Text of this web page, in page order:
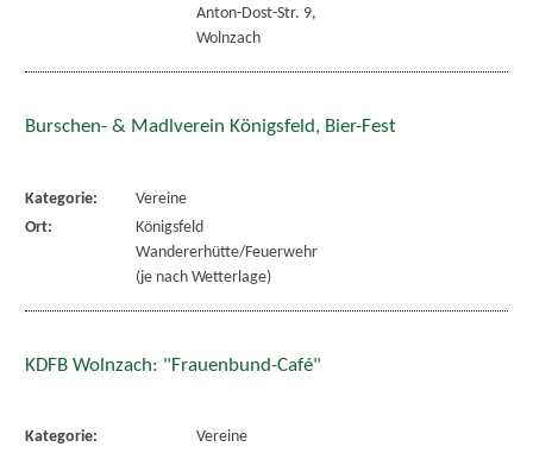
Anton-Dost-Str. 9,
Wolnzach
Burschen- & Madlverein Königsfeld, Bier-Fest
Kategorie:
Vereine
Ort:
Königsfeld
Wandererhütte/Feuerwehr
(je nach Wetterlage)
KDFB Wolnzach: "Frauenbund-Café"
Kategorie:
Vereine